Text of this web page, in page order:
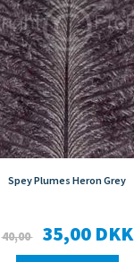
Spey Plumes Heron Grey
40,00 35,00 DKK